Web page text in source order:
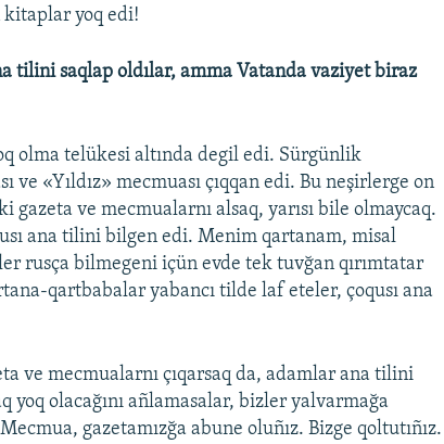
kitaplar yoq edi!
tilini saqlap oldılar, amma Vatanda vaziyet biraz
olma telükesi altında degil edi. Sürgünlik
ve «Yıldız» mecmuası çıqqan edi. Bu neşirlerge on
ve mecmualarnı alsaq, yarısı bile olmaycaq.
ana tilini bilgen edi. Menim qartanam, misal
rusça bilmegeni içün evde tek tuvğan qırımtatar
qartbabalar yabancı tilde laf eteler, çoqusı ana
ve mecmualarnı çıqarsaq da, adamlar ana tilini
yoq olacağını añlamasalar, bizler yalvarmağa
gazetamızğa abune oluñız. Bizge qoltutıñız.